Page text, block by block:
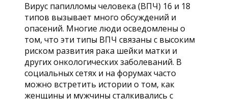
Вирус папилломы человека (ВПЧ) 16 и 18
типов вызывает много обсуждений и
опасений. Многие люди осведомлены о
том, что эти типы ВПЧ связаны с высоким
риском развития рака шейки матки и
других онкологических заболеваний. В
социальных сетях и на форумах часто
можно встретить истории о том, как
женщины и мужчины сталкивались с